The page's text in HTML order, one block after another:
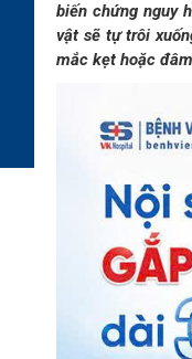
biến chứng nguy
vật sẽ tự trôi
mắc kẹt hoặc